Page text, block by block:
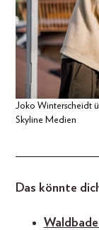
Joko Winterscheidt
Skyline Medien
Das könnte